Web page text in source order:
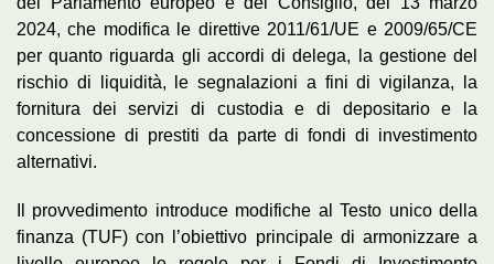
2024, che modifica le direttive 2011/61/UE e 2009/65/CE
per quanto riguarda gli accordi di delega, la gestione del
rischio di liquidità, le segnalazioni a fini di vigilanza, la
fornitura dei servizi di custodia e di depositario e la
concessione di prestiti da parte di fondi di investimento
alternativi.
Il provvedimento introduce modifiche al Testo unico della
finanza (TUF) con l’obiettivo principale di armonizzare a